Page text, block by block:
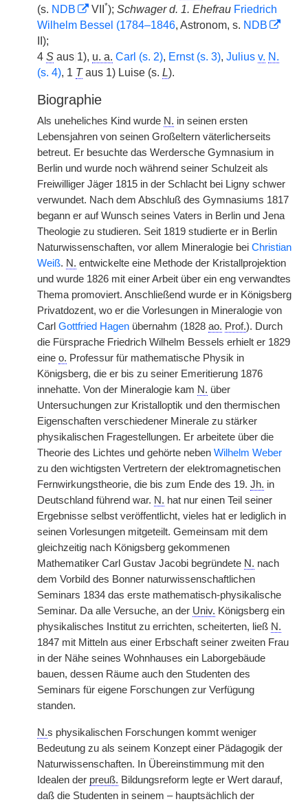
(s. NDB VII *); Schwager d. 1. Ehefrau Friedrich
Wilhelm Bessel (1784–1846, Astronom, s. NDB
II);
4 S aus 1), u. a. Carl (s. 2), Ernst (s. 3), Julius v. N.
(s. 4), 1 Taus 1) Luise (s. L).
Biographie
Als uneheliches Kind wurde N. in seinen ersten
Lebensjahren von seinen Großeltern väterlicherseits
betreut. Er besuchte das Werdersche Gymnasium in
Berlin und wurde noch während seiner Schulzeit als
Freiwilliger Jäger 1815 in der Schlacht bei Ligny schwer
verwundet. Nach dem Abschluß des Gymnasiums 1817
begann er auf Wunsch seines Vaters in Berlin und Jena
Theologie zu studieren. Seit 1819 studierte er in Berlin
Naturwissenschaften, vor allem Mineralogie bei Christian
Weiß. N. entwickelte eine Methode der Kristallprojektion
und wurde 1826 mit einer Arbeit über ein eng verwandtes
Thema promoviert. Anschließend wurde er in Königsberg
Privatdozent, wo er die Vorlesungen in Mineralogie von
Carl Gottfried Hagen übernahm (1828 ao. Prof.). Durch
die Fürsprache Friedrich Wilhelm Bessels erhielt er 1829
eine o. Professur für mathematische Physik in
Königsberg, die er bis zu seiner Emeritierung 1876
innehatte. Von der Mineralogie kam N. über
Untersuchungen zur Kristalloptik und den thermischen
Eigenschaften verschiedener Minerale zu stärker
physikalischen Fragestellungen. Er arbeitete über die
Theorie des Lichtes und gehörte neben Wilhelm Weber
zu den wichtigsten Vertretern der elektromagnetischen
Fernwirkungstheorie, die bis zum Ende des 19. Jh. in
Deutschland führend war. N. hat nur einen Teil seiner
Ergebnisse selbst veröffentlicht, vieles hat er lediglich in
seinen Vorlesungen mitgeteilt. Gemeinsam mit dem
gleichzeitig nach Königsberg gekommenen
Mathematiker Carl Gustav Jacobi begründete N. nach
dem Vorbild des Bonner naturwissenschaftlichen
Seminars 1834 das erste mathematisch-physikalische
Seminar. Da alle Versuche, an der Univ. Königsberg ein
physikalisches Institut zu errichten, scheiterten, ließ N.
1847 mit Mitteln aus einer Erbschaft seiner zweiten Frau
in der Nähe seines Wohnhauses ein Laborgebäude
bauen, dessen Räume auch den Studenten des
Seminars für eigene Forschungen zur Verfügung
standen.
N.s physikalischen Forschungen kommt weniger
Bedeutung zu als seinem Konzept einer Pädagogik der
Naturwissenschaften. In Übereinstimmung mit den
Idealen der preuß. Bildungsreform legte er Wert darauf,
daß die Studenten in seinem – hauptsächlich der